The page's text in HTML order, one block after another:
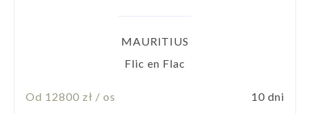
MAURITIUS
Flic en Flac
Od 12800 zł / os 10 dni